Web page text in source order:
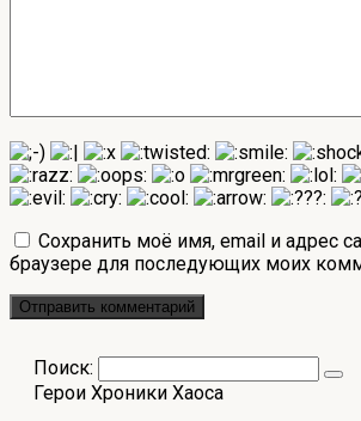
Сохранить моё имя, email и адрес
браузере для последующих моих
Поиск:
Герои Хроники Хаоса